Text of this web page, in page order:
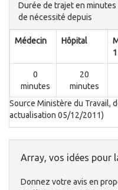
Durée de trajet en
de nécessité depuis
Médecin Hôpital
1
0
minutes
20
minutes
Source Ministère du Travail,
actualisation 05/12/2011)
Array, vos idées pour
Donnez votre avis en